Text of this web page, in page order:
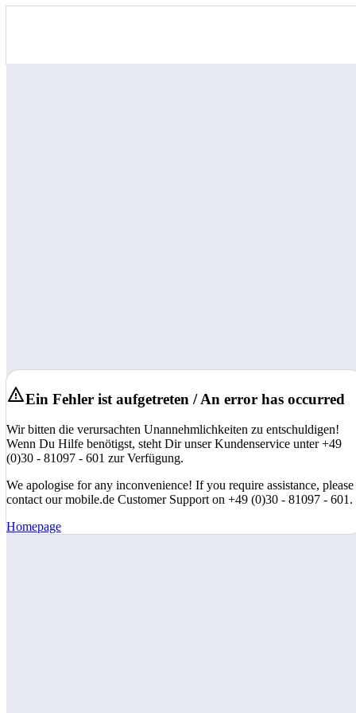
Ein Fehler ist aufgetreten / An error has occurred
Wir bitten die verursachten Unannehmlichkeiten zu entschuldigen!
Wenn Du Hilfe benötigst, steht Dir unser Kundenservice unter +49
(0)30 - 81097 - 601 zur Verfügung.
We apologise for any inconvenience! If you require assistance, please
contact our mobile.de Customer Support on +49 (0)30 - 81097 - 601.
Homepage